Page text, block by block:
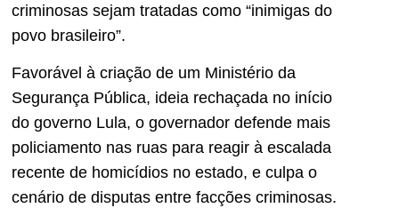
criminosas sejam tratadas como “inimigas do
povo brasileiro”.
Favorável à criação de um Ministério da
Segurança Pública, ideia rechaçada no início
do governo Lula, o governador defende mais
policiamento nas ruas para reagir à escalada
recente de homicídios no estado, e culpa o
cenário de disputas entre facções criminosas.